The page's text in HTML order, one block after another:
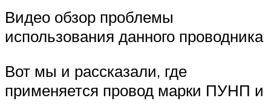
Видео обзор проблемы
использования данного проводника
Вот мы и рассказали, где
применяется провод марки ПУНП и